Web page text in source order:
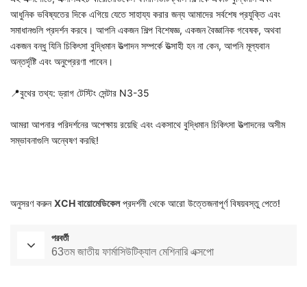
আধুনিক ভবিষ্যতের দিকে এগিয়ে যেতে সাহায্য করার জন্য আমাদের সর্বশেষ প্রযুক্তি এবং
সমাধানগুলি প্রদর্শন করবে। আপনি একজন শিল্প বিশেষজ্ঞ, একজন বৈজ্ঞানিক গবেষক, অথবা
একজন বন্ধু যিনি চিকিৎসা বুদ্ধিমান উত্পাদন সম্পর্কে উত্সাহী হন না কেন, আপনি মূল্যবান
অন্তর্দৃষ্টি এবং অনুপ্রেরণা পাবেন।
📍বুথের তথ্য: ড্রাগ টেস্টিং সেন্টার N3-35
আমরা আপনার পরিদর্শনের অপেক্ষায় রয়েছি এবং একসাথে বুদ্ধিমান চিকিৎসা উত্পাদনের অসীম
সম্ভাবনাগুলি অন্বেষণ করছি!
অনুসরণ করুন XCH বায়োমেডিকেল প্রদর্শনী থেকে আরো উত্তেজনাপূর্ণ বিষয়বস্তু পেতে!
পরবর্তী
63তম জাতীয় ফার্মাসিউটিক্যাল মেশিনারি এক্সপো